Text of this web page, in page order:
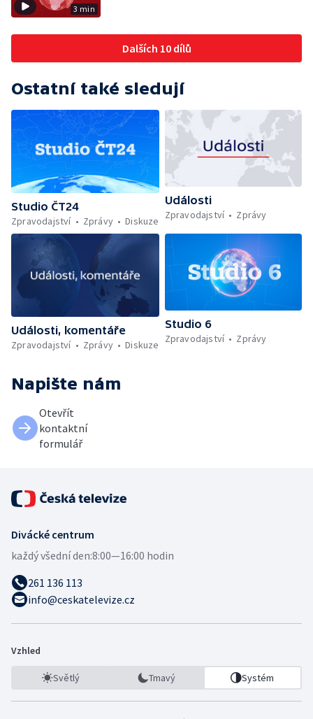
3 min
Dalších 10 dílů
Ostatní také sledují
Studio ČT24
Zpravodajství
Zprávy Diskuze
Události
Zpravodajství
Zprávy
Události, komentáře
Zpravodajství
Zprávy Diskuze
Studio 6
Zpravodajství
Zprávy
Napište nám
Otevřít
kontaktní
formulář
Divácké centrum
každý všední den:8:00—16:00 hodin
261 136 113
info@ceskatelevize.cz
Vzhled
Světlý Tmavý Systém